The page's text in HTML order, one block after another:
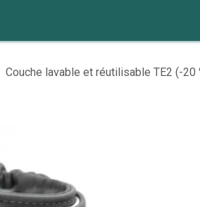
Couche lavable et réutilisable TE2 (-20